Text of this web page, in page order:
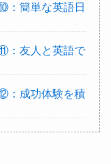
：簡単な英語日
：友人と英語で
：成功体験を積